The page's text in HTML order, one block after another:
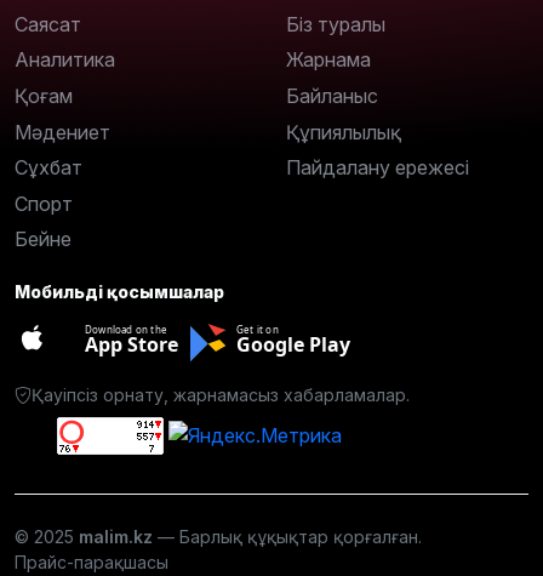
Саясат
Аналитика
Қоғам
Мәдениет
Сұхбат
Спорт
Бейне
Біз туралы
Жарнама
Байланыс
Құпиялылық
Пайдалану ережесі
Мобильді қосымшалар
Download on the
App Store
Get it on
Google Play
Қауіпсіз орнату, жарнамасыз хабарламалар.
© 2025 malim.kz — Барлық құқықтар қорғалған.
Прайс-парақшасы